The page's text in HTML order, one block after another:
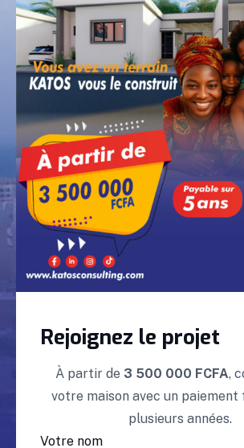
Rejoignez le projet
À partir de 3 500 000 FCFA,
votre maison avec un paiement
plusieurs années.
Votre nom